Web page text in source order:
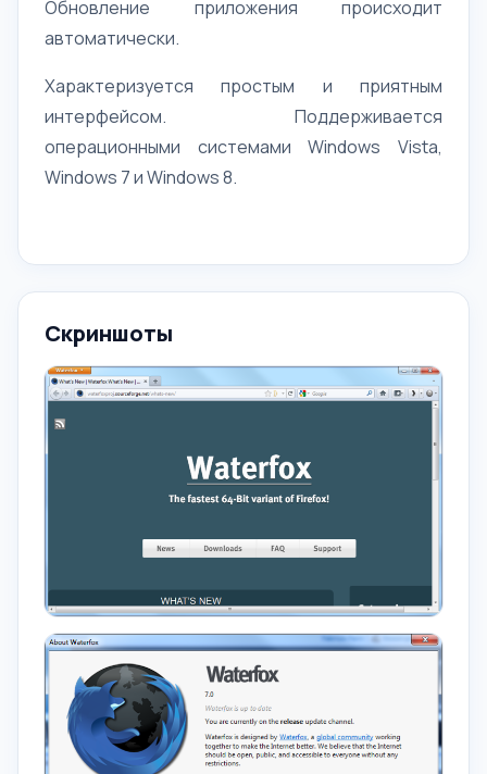
Обновление приложения происходит
автоматически.
Характеризуется простым и приятным
интерфейсом. Поддерживается
операционными системами Windows Vista,
Windows 7 и Windows 8.
Скриншоты